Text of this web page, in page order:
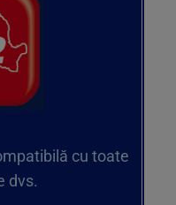
cu toate
dvs.